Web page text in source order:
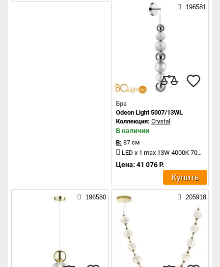
196581
Бра
Odeon Light 5007/13WL
Коллекция: Crystal
В наличии
В: 87 см
LED x 1 max 13W 4000K 700Lm
Цена: 41 076 Р.
Купить
196580 205918